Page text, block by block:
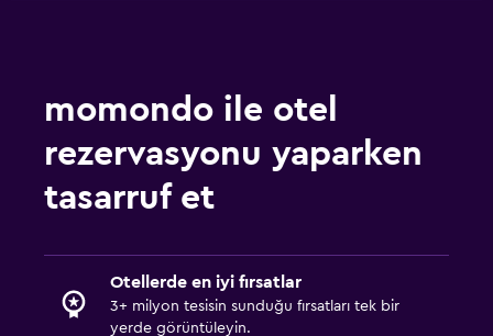
momondo ile otel
rezervasyonu yaparken
tasarruf et
Otellerde en iyi fırsatlar
3+ milyon tesisin sunduğu fırsatları tek bir
yerde görüntüleyin.